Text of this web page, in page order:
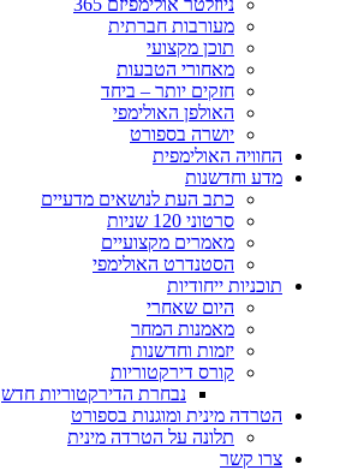
ניוזלטר אולימפיזם 365
מעורבות חברתית
תוכן מקצועי
מאחורי הטבעות
חזקים יותר – ביחד
האולפן האולימפי
יושרה בספורט
החוויה האולימפית
מדע וחדשנות
כתב העת לנושאים מדעיים
סרטוני 120 שניות
מאמרים מקצועיים
הסטנדרט האולימפי
תוכניות ייחודיות
היום שאחרי
מאמנות המחר
יזמות וחדשנות
קורס דירקטוריות
נבחרת הדירקטוריות חדש
הטרדה מינית ומוגנות בספורט
תלונה על הטרדה מינית
צרו קשר